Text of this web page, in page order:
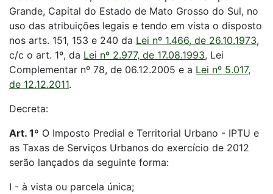
Grande, Capital do Estado de Mato Grosso do Sul, no
uso das atribuições legais e tendo em vista o disposto
nos arts. 151, 153 e 240 da Lei nº 1.466, de 26.10.1973,
c/c o art. 1º, da Lei nº 2.977, de 17.08.1993, Lei
Complementar nº 78, de 06.12.2005 e a Lei nº 5.017,
de 12.12.2011.
Decreta:
Art. 1º O Imposto Predial e Territorial Urbano - IPTU e
as Taxas de Serviços Urbanos do exercício de 2012
serão lançados da seguinte forma:
I - à vista ou parcela única;